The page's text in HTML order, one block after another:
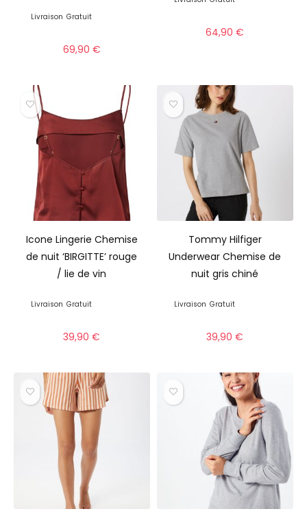
Livraison Gratuit
69,90 €
64,90€
Icone Lingerie Chemise
de nuit ‘BIRGITTE’ rouge
/ lie de vin
Livraison Gratuit
39,90€
Tommy Hilfiger
Underwear Chemise de
nuit gris chiné
Livraison Gratuit
39,90€